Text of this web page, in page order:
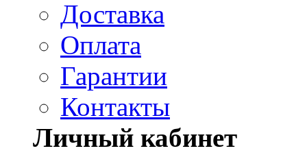
Доставка
Оплата
Гарантии
Контакты
Личный кабинет